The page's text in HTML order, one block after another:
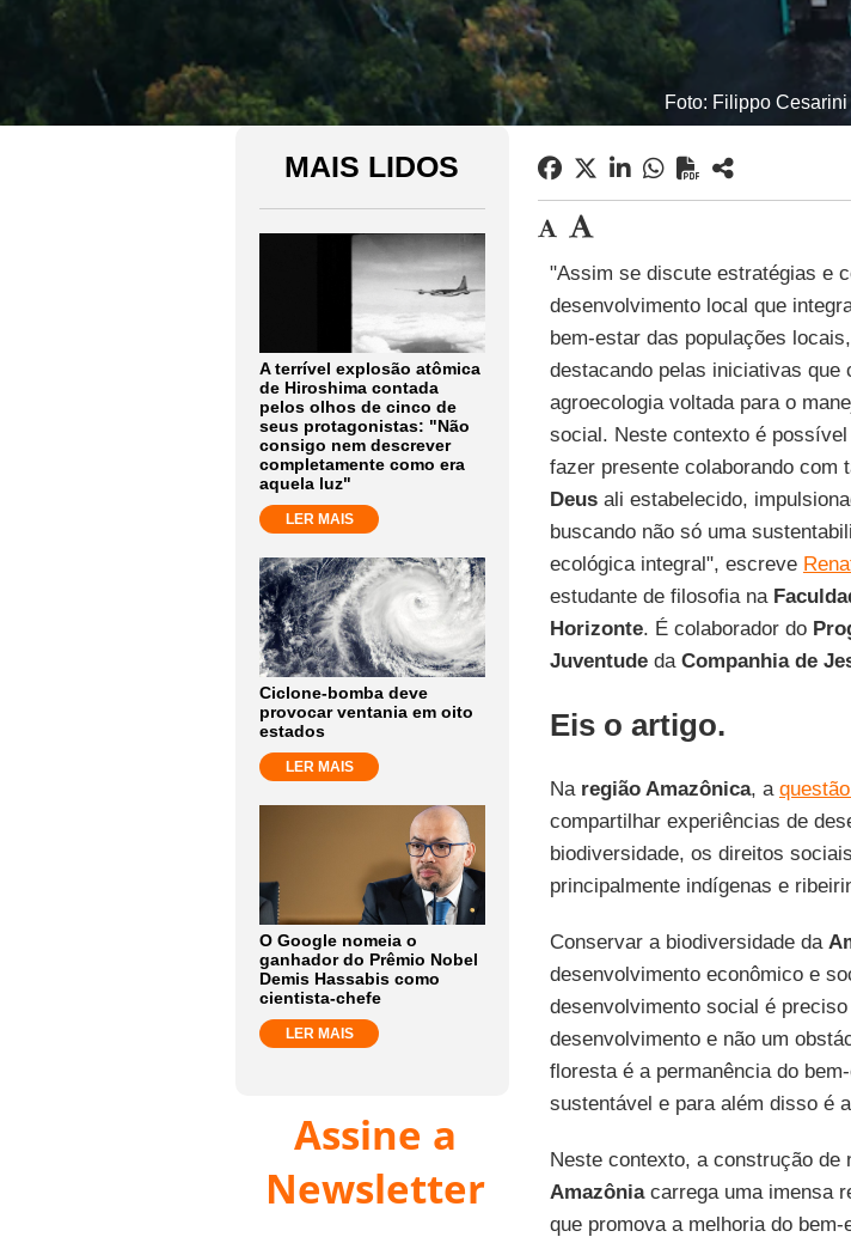
Foto: Filippo
MAIS LIDOS
A terrível explosão atômica
de Hiroshima contada
pelos olhos de cinco de
seus protagonistas: "Não
consigo nem descrever
completamente como era
aquela luz"
LER MAIS
Ciclone-bomba deve
provocar ventania em oito
estados
LER MAIS
O Google nomeia o
ganhador do Prêmio Nobel
Demis Hassabis como
cientista-chefe
LER MAIS
Assine a
Newsletter
"Assim se discute estratégias e
desenvolvimento local que
bem-estar das populações
destacando pelas iniciativas que
agroecologia voltada para o
social. Neste contexto é
fazer presente colaborando com
Deusali estabelecido,
buscando não só uma
ecológica integral", escreve
estudante de filosofia na
Horizonte. É colaborador do
Juventudeda Companhia de
Eis o artigo.
Na região Amazônica, a
compartilhar experiências de
biodiversidade, os direitos
principalmente indígenas e
Conservar a biodiversidade da
desenvolvimento econômico e
desenvolvimento social é
desenvolvimento e não um
floresta é a permanência do
sustentável e para além disso é
Neste contexto, a construção de
Amazôniacarrega uma imensa
que promova a melhoria do